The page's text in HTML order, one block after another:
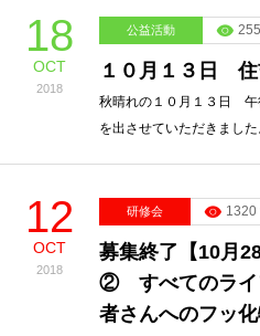
18
OCT
2018
公益活動
１０月１３日 住
秋晴れの１０月１３日
を出させていただきまし
12
OCT
2018
研修会 1320
募集終了【10月
② すべてのライ
者さんへのフッ
活動報告
研修会
求人
問合せ